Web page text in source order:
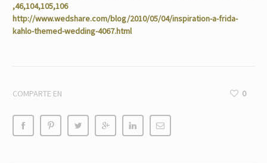
,46,104,105,106
http://www.wedshare.com/blog/2010/05/04/inspiration-a-frida-
kahlo-themed-wedding-4067.html
COMPARTE EN 0